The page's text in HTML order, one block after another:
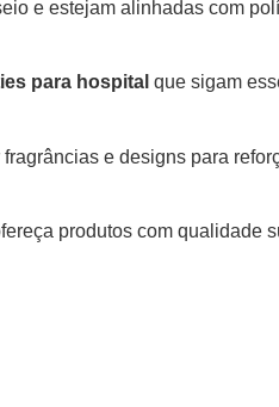
e estejam alinhadas com
para hospital que sigam
e designs para
produtos com qualidade